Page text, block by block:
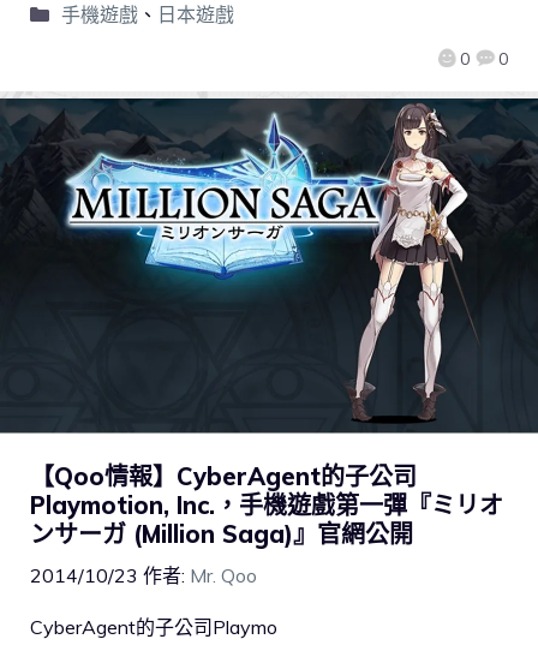
0 0
手機遊戲、 日本遊戲
【Qoo情報】CyberAgent的子公司
Playmotion, Inc.，手機遊戲第一彈『ミリオ
ンサーガ (Million Saga)』官網公開
2014/10/23 作者: Mr. Qoo
CyberAgent的子公司Playmo